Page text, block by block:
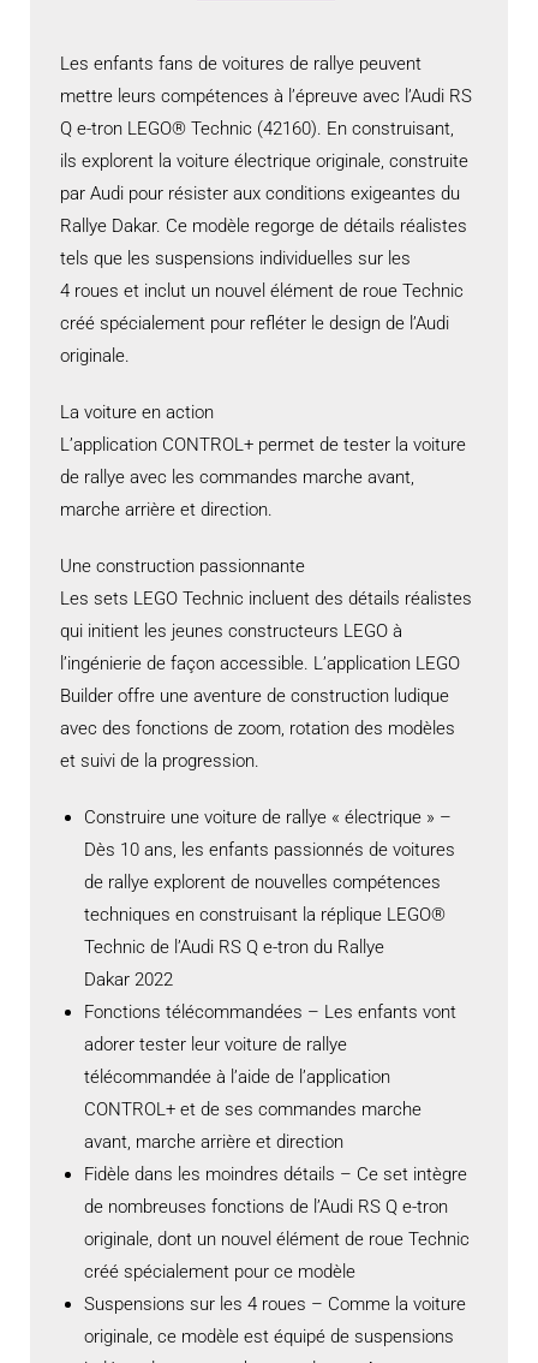
Les enfants fans de voitures de rallye peuvent
mettre leurs compétences à l’épreuve avec l’Audi RS
Q e-tron LEGO® Technic (42160). En construisant,
ils explorent la voiture électrique originale, construite
par Audi pour résister aux conditions exigeantes du
Rallye Dakar. Ce modèle regorge de détails réalistes
tels que les suspensions individuelles sur les
4 roues et inclut un nouvel élément de roue Technic
créé spécialement pour refléter le design de l’Audi
originale.
La voiture en action
L’application CONTROL+ permet de tester la voiture
de rallye avec les commandes marche avant,
marche arrière et direction.
Une construction passionnante
Les sets LEGO Technic incluent des détails réalistes
qui initient les jeunes constructeurs LEGO à
l’ingénierie de façon accessible. L’application LEGO
Builder offre une aventure de construction ludique
avec des fonctions de zoom, rotation des modèles
et suivi de la progression.
Construire une voiture de rallye « électrique » –
Dès 10 ans, les enfants passionnés de voitures
de rallye explorent de nouvelles compétences
techniques en construisant la réplique LEGO®
Technic de l’Audi RS Q e-tron du Rallye
Dakar 2022
Fonctions télécommandées – Les enfants vont
adorer tester leur voiture de rallye
télécommandée à l’aide de l’application
CONTROL+ et de ses commandes marche
avant, marche arrière et direction
Fidèle dans les moindres détails – Ce set intègre
de nombreuses fonctions de l’Audi RS Q e-tron
originale, dont un nouvel élément de roue Technic
créé spécialement pour ce modèle
Suspensions sur les 4 roues – Comme la voiture
originale, ce modèle est équipé de suspensions